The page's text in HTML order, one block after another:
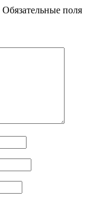
Обязательные поля